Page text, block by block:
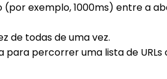
(por exemplo, 1000ms) entre a
de todas de uma vez.
para percorrer uma lista de